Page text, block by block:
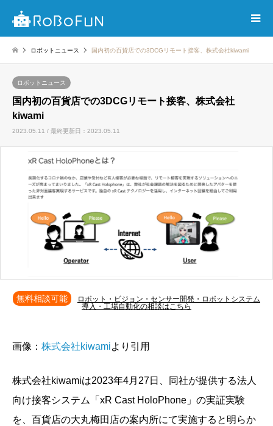
ロボットニュース 国内初の百貨店での3DCGリモート接客、株式会社kiwami
ロボットニュース
国内初の百貨店での3DCGリモート接客、株式会社
kiwami
2023.05.11 / 最終更新日：2023.05.11
無料相談可能
ロボット・ビジョン・センサー開発・ロボットシステム
導入・工場自動化の相談はこちら
画像： 株式会社kiwamiより引用
株式会社kiwamiは2023年4月27日、同社が提供する法人
向け接客システム「xR Cast HoloPhone」の実証実験
を、百貨店の大丸梅田店の案内所にて実施すると明らか